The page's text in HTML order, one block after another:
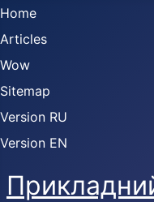
Home
Articles
Wow
Sitemap
Version RU
Version EN